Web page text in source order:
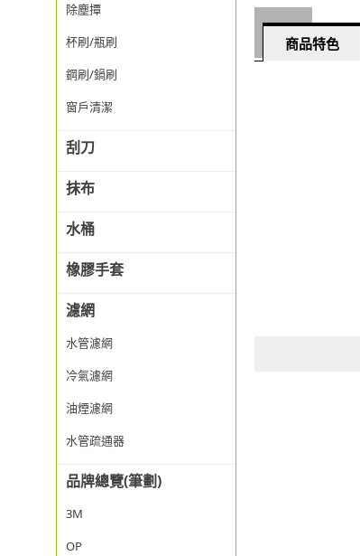
除塵撢
杯刷/瓶刷
鋼刷/鍋刷
窗戶清潔
刮刀
抹布
水桶
橡膠手套
濾網
水管濾網
冷氣濾網
油煙濾網
水管疏通器
品牌總覽(筆劃)
3M
OP
商品特色